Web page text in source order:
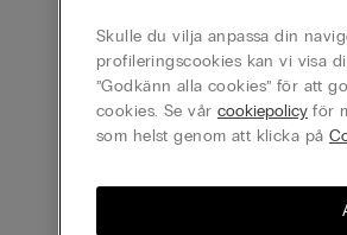
Se alla
/
Skulle du vilja anpassa din
profileringscookies kan vi visa
”Godkänn alla cookies” för att
cookies. Se vår cookiepolicyför
som helst genom att klicka på